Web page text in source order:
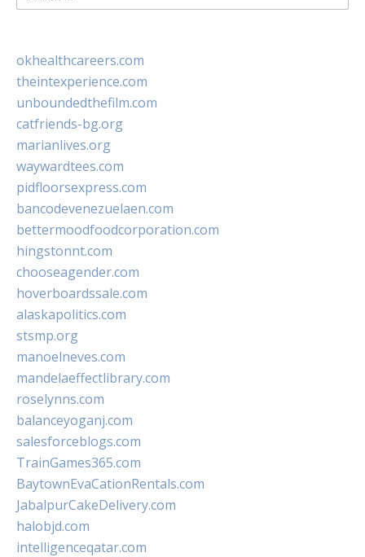
for:
okhealthcareers.com
theintexperience.com
unboundedthefilm.com
catfriends-bg.org
marianlives.org
waywardtees.com
pidfloorsexpress.com
bancodevenezuelaen.com
bettermoodfoodcorporation.com
hingstonnt.com
chooseagender.com
hoverboardssale.com
alaskapolitics.com
stsmp.org
manoelneves.com
mandelaeffectlibrary.com
roselynns.com
balanceyoganj.com
salesforceblogs.com
TrainGames365.com
BaytownEvaCationRentals.com
JabalpurCakeDelivery.com
halobjd.com
intelligenceqatar.com